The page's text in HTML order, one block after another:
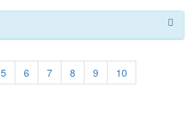
5 6 7 8 9
10